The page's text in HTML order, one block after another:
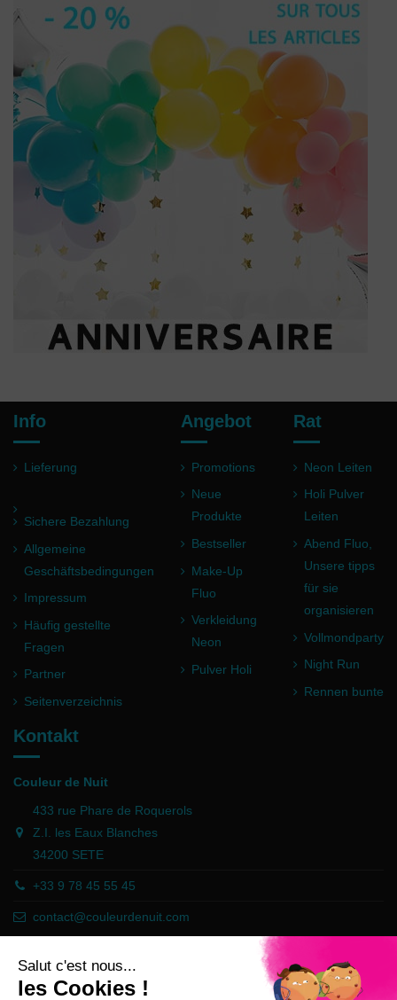
(2 noten)
Info
Lieferung
Sichere Bezahlung
Allgemeine
Geschäftsbedingungen
Impressum
Häufig gestellte
Fragen
Partner
Seitenverzeichnis
Angebot
Promotions
Neue
Produkte
Bestseller
Make-Up
Fluo
Verkleidung
Neon
Pulver Holi
Rat
Neon Leiten
Holi Pulver
Leiten
Abend Fluo,
Unsere tipps
für sie
organisieren
Vollmondparty
Night Run
Rennen bunte
Kontakt
Couleur de Nuit
433 rue Phare de Roquerols
Z.I. les Eaux Blanches
34200 SETE
+33 9 78 45 55 45
contact@couleurdenuit.com
Händler zugelassen von Gesellschaft für Garantierte Bewertungen,
Klicken Sie hier